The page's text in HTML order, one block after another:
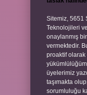
Sitemiz, 5651
Teknolojileri
onaylanmış
vermektedir.
proaktif olarak
üyelerimiz
taşımakta
sorumluluğu